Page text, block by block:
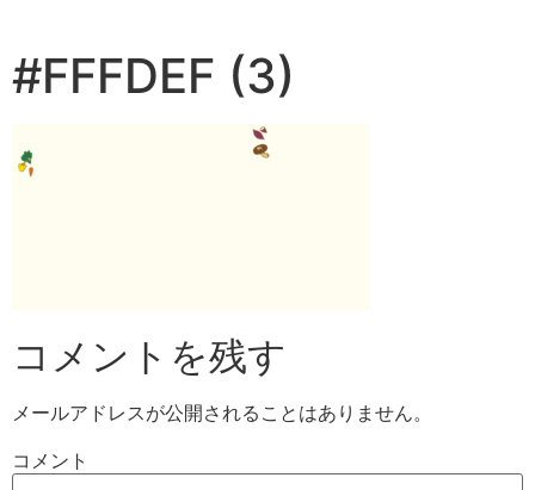
#FFFDEF (3)
コメントを残す
メールアドレスが公開されることはありません。
コメント